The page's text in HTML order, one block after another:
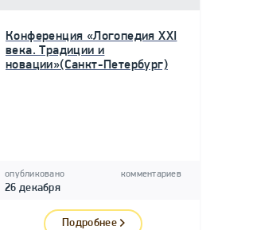
Конференция «Логопедия XXI
века. Традиции и
новации»(Санкт-Петербург)
опубликовано
26 декабря
комментариев
Подробнее